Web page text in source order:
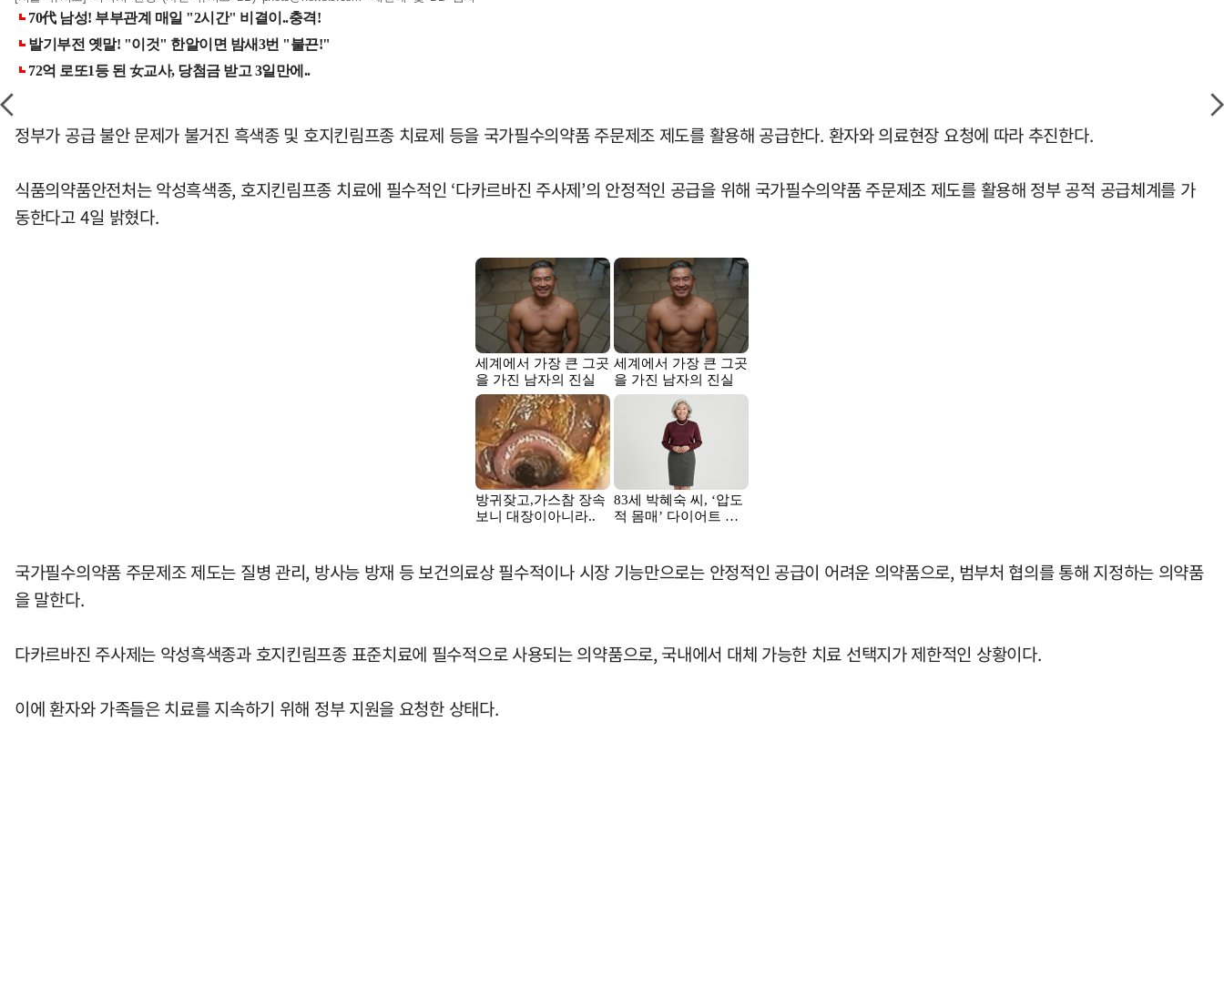
정부가 공급 불안 문제가 불거진 흑색종 및 호지킨림프종 치료제 등을 국가필수의약품 주문제조 제도를 활용해 공급한다. 환자와 의료현장 요청에 따라 추진한다.
식품의약품안전처는 악성흑색종, 호지킨림프종 치료에 필수적인 ‘다카르바진 주사제’의 안정적인 공급을 위해 국가필수의약품 주문제조 제도를 활용해 정부 공적 공급체계를 가
동한다고 4일 밝혔다.
국가필수의약품 주문제조 제도는 질병 관리, 방사능 방재 등 보건의료상 필수적이나 시장 기능만으로는 안정적인 공급이 어려운 의약품으로, 범부처 협의를 통해 지정하는 의약품
을 말한다.
다카르바진 주사제는 악성흑색종과 호지킨림프종 표준치료에 필수적으로 사용되는 의약품으로, 국내에서 대체 가능한 치료 선택지가 제한적인 상황이다.
이에 환자와 가족들은 치료를 지속하기 위해 정부 지원을 요청한 상태다.